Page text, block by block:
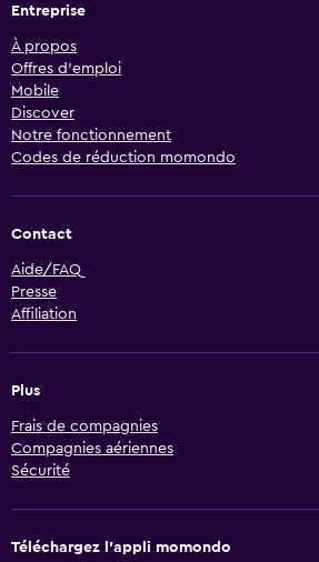
Entreprise
À propos
Offres d’emploi
Mobile
Discover
Notre fonctionnement
Codes de réduction momondo
Contact
Aide/FAQ
Presse
Affiliation
Plus
Frais de compagnies
Compagnies aériennes
Sécurité
Téléchargez l’appli momondo